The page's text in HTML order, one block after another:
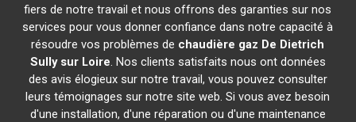
fiers de notre travail et nous offrons des garanties sur nos
services pour vous donner confiance dans notre capacité à
résoudre vos problèmes de chaudière gaz De Dietrich
Sully sur Loire. Nos clients satisfaits nous ont données
des avis élogieux sur notre travail, vous pouvez consulter
leurs témoignages sur notre site web. Si vous avez besoin
d'une installation, d'une réparation ou d'une maintenance